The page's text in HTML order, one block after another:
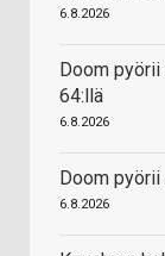
6.8.2026
Doom
64:llä
6.8.2026
Doom
6.8.2026